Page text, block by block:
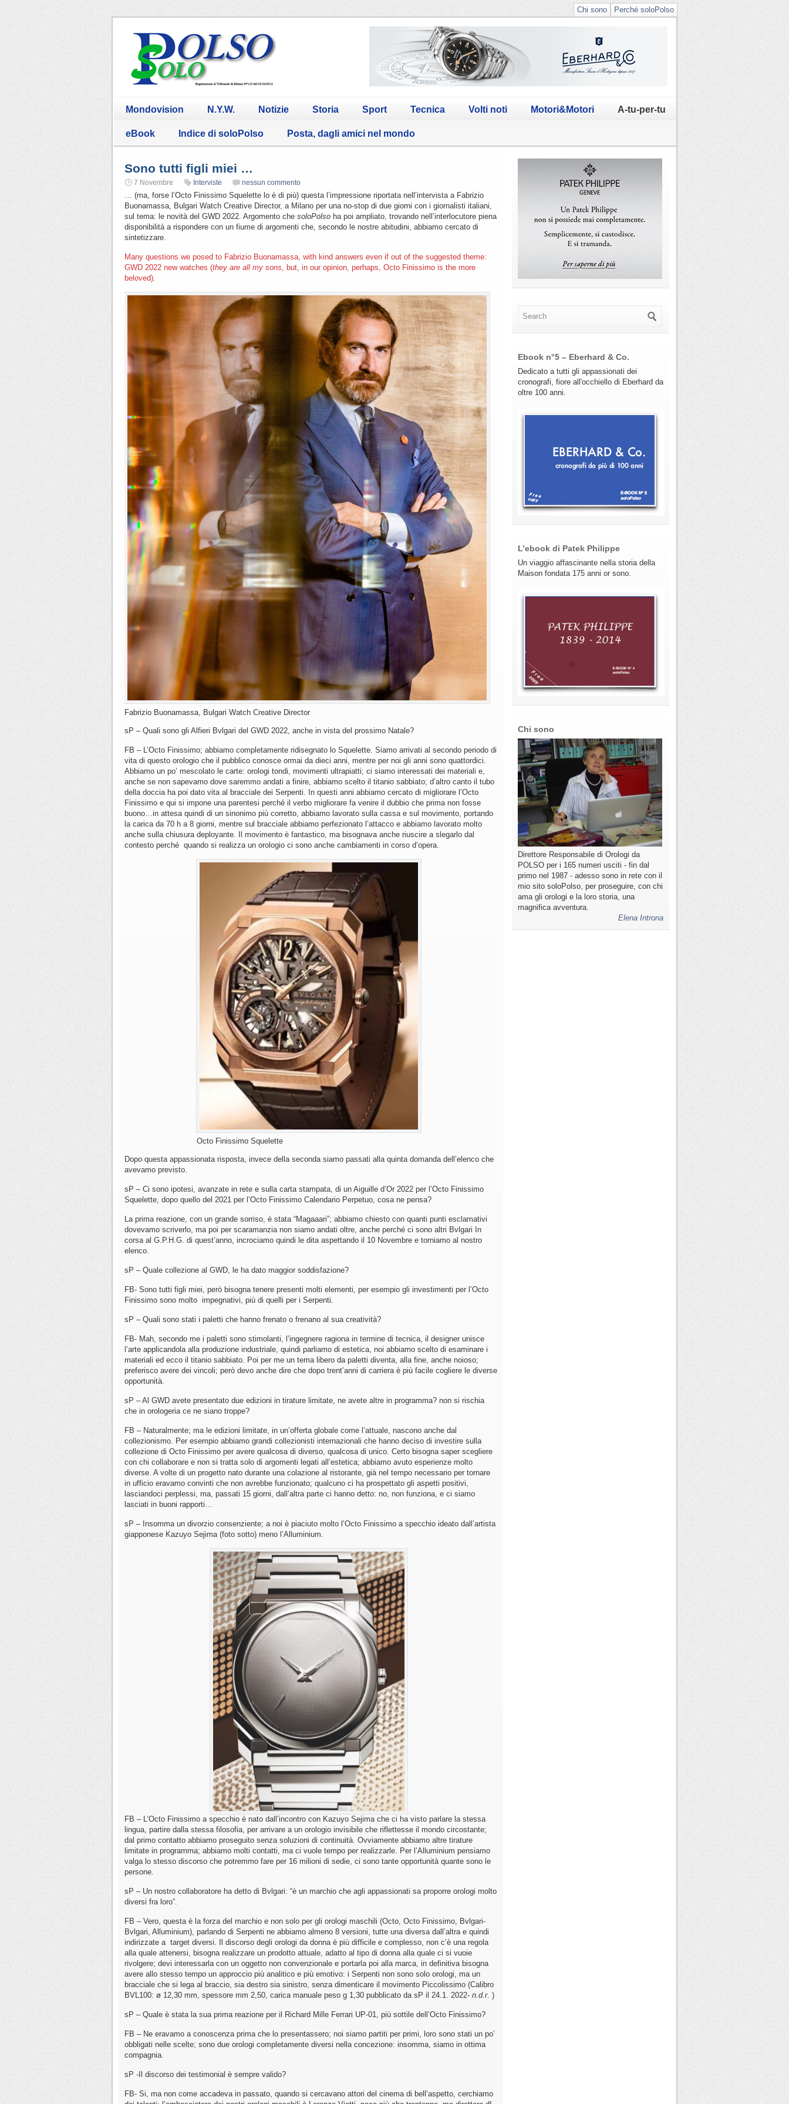
Perché soloPolso
Chi sono
Mondovision N.Y.W. Notizie Storia Sport Tecnica Volti noti Motori&Motori A-tu-per-tu
eBook Indice di soloPolso Posta, dagli amici nel mondo
Sono tutti figli miei …
7 Novembre Interviste nessun commento
… (ma, forse l’Octo Finissimo Squelette lo è di più) questa l’impressione riportata nell’intervista a Fabrizio
Buonamassa, Bulgari Watch Creative Director, a Milano per una no-stop di due giorni con i giornalisti italiani,
sul tema: le novità del GWD 2022. Argomento che soloPolso ha poi ampliato, trovando nell’interlocutore piena
disponibilità a rispondere con un fiume di argomenti che, secondo le nostre abitudini, abbiamo cercato di
sintetizzare.
Many questions we posed to Fabrizio Buonamassa, with kind answers even if out of the suggested theme:
GWD 2022 new watches (they are all my sons, but, in our opinion, perhaps, Octo Finissimo is the more
beloved).
Fabrizio Buonamassa, Bulgari Watch Creative Director
sP – Quali sono gli Alfieri Bvlgari del GWD 2022, anche in vista del prossimo Natale?
FB – L’Octo Finissimo; abbiamo completamente ridisegnato lo Squelette. Siamo arrivati al secondo periodo di
vita di questo orologio che il pubblico conosce ormai da dieci anni, mentre per noi gli anni sono quattordici.
Abbiamo un po’ mescolato le carte: orologi tondi, movimenti ultrapiatti; ci siamo interessati dei materiali e,
anche se non sapevamo dove saremmo andati a finire, abbiamo scelto il titanio sabbiato; d’altro canto il tubo
della doccia ha poi dato vita al bracciale dei Serpenti. In questi anni abbiamo cercato di migliorare l’Octo
Finissimo e qui si impone una parentesi perché il verbo migliorare fa venire il dubbio che prima non fosse
buono…in attesa quindi di un sinonimo più corretto, abbiamo lavorato sulla cassa e sul movimento, portando
la carica da 70 h a 8 giorni, mentre sul bracciale abbiamo perfezionato l’attacco e abbiamo lavorato molto
anche sulla chiusura deployante. Il movimento è fantastico, ma bisognava anche riuscire a slegarlo dal
contesto perché quando si realizza un orologio ci sono anche cambiamenti in corso d’opera.
Octo Finissimo Squelette
Dopo questa appassionata risposta, invece della seconda siamo passati alla quinta domanda dell’elenco che
avevamo previsto.
sP – Ci sono ipotesi, avanzate in rete e sulla carta stampata, di un Aiguille d’Or 2022 per l’Octo Finissimo
Squelette, dopo quello del 2021 per l’Octo Finissimo Calendario Perpetuo, cosa ne pensa?
La prima reazione, con un grande sorriso, è stata “Magaaari”; abbiamo chiesto con quanti punti esclamativi
dovevamo scriverlo, ma poi per scaramanzia non siamo andati oltre, anche perché ci sono altri Bvlgari In
corsa al G.P.H.G. di quest’anno, incrociamo quindi le dita aspettando il 10 Novembre e torniamo al nostro
elenco.
sP – Quale collezione al GWD, le ha dato maggior soddisfazione?
FB- Sono tutti figli miei, però bisogna tenere presenti molti elementi, per esempio gli investimenti per l’Octo
Finissimo sono molto impegnativi, più di quelli per i Serpenti.
sP – Quali sono stati i paletti che hanno frenato o frenano al sua creatività?
FB- Mah, secondo me i paletti sono stimolanti, l’ingegnere ragiona in termine di tecnica, il designer unisce
l’arte applicandola alla produzione industriale, quindi parliamo di estetica, noi abbiamo scelto di esaminare i
materiali ed ecco il titanio sabbiato. Poi per me un tema libero da paletti diventa, alla fine, anche noioso;
preferisco avere dei vincoli; però devo anche dire che dopo trent’anni di carriera è più facile cogliere le diverse
opportunità.
sP – Al GWD avete presentato due edizioni in tirature limitate, ne avete altre in programma? non si rischia
che in orologeria ce ne siano troppe?
FB – Naturalmente; ma le edizioni limitate, in un’offerta globale come l’attuale, nascono anche dal
collezionismo. Per esempio abbiamo grandi collezionisti internazionali che hanno deciso di investire sulla
collezione di Octo Finissimo per avere qualcosa di diverso, qualcosa di unico. Certo bisogna saper scegliere
con chi collaborare e non si tratta solo di argomenti legati all’estetica; abbiamo avuto esperienze molto
diverse. A volte di un progetto nato durante una colazione al ristorante, già nel tempo necessario per tornare
in ufficio eravamo convinti che non avrebbe funzionato; qualcuno ci ha prospettato gli aspetti positivi,
lasciandoci perplessi, ma, passati 15 giorni, dall’altra parte ci hanno detto: no, non funziona, e ci siamo
lasciati in buoni rapporti…
sP – Insomma un divorzio consenziente; a noi è piaciuto molto l’Octo Finissimo a specchio ideato dall’artista
giapponese Kazuyo Sejima (foto sotto) meno l’Alluminium.
FB – L’Octo Finissimo a specchio è nato dall’incontro con Kazuyo Sejima che ci ha visto parlare la stessa
lingua, partire dalla stessa filosofia, per arrivare a un orologio invisibile che riflettesse il mondo circostante;
dal primo contatto abbiamo proseguito senza soluzioni di continuità. Ovviamente abbiamo altre tirature
limitate in programma; abbiamo molti contatti, ma ci vuole tempo per realizzarle. Per l’Alluminium pensiamo
valga lo stesso discorso che potremmo fare per 16 milioni di sedie, ci sono tante opportunità quante sono le
persone.
sP – Un nostro collaboratore ha detto di Bvlgari: “è un marchio che agli appassionati sa proporre orologi molto
diversi fra loro”.
FB – Vero, questa è la forza del marchio e non solo per gli orologi maschili (Octo, Octo Finissimo, Bvlgari-
Bvlgari, Alluminium), parlando di Serpenti ne abbiamo almeno 8 versioni, tutte una diversa dall’altra e quindi
indirizzate a target diversi. Il discorso degli orologi da donna è più difficile e complesso, non c’è una regola
alla quale attenersi, bisogna realizzare un prodotto attuale, adatto al tipo di donna alla quale ci si vuoie
rivolgere; devi interessarla con un oggetto non convenzionale e portarla poi alla marca, in definitiva bisogna
avere allo stesso tempo un approccio più analitico e più emotivo: i Serpenti non sono solo orologi, ma un
bracciale che si lega al braccio, sia destro sia sinistro, senza dimenticare il movimento Piccolissimo (Calibro
BVL100: ø 12,30 mm, spessore mm 2,50, carica manuale peso g 1,30 pubblicato da sP il 24.1. 2022- n.d.r. )
sP – Quale è stata la sua prima reazione per il Richard Mille Ferrari UP-01, più sottile dell’Octo Finissimo?
FB – Ne eravamo a conoscenza prima che lo presentassero; noi siamo partiti per primi, loro sono stati un po’
obbligati nelle scelte; sono due orologi completamente diversi nella concezione: insomma, siamo in ottima
compagnia.
sP -Il discorso dei testimonial è sempre valido?
FB- Si, ma non come accadeva in passato, quando si cercavano attori del cinema di bell’aspetto, cerchiamo
Ebook n°5 – Eberhard & Co.
Dedicato a tutti gli appassionati dei
cronografi, fiore all'occhiello di Eberhard da
oltre 100 anni.
L’ebook di Patek Philippe
Un viaggio affascinante nella storia della
Maison fondata 175 anni or sono.
Chi sono
Direttore Responsabile di Orologi da
POLSO per i 165 numeri usciti - fin dal
primo nel 1987 - adesso sono in rete con il
mio sito soloPolso, per proseguire, con chi
ama gli orologi e la loro storia, una
magnifica avventura.
Elena Introna